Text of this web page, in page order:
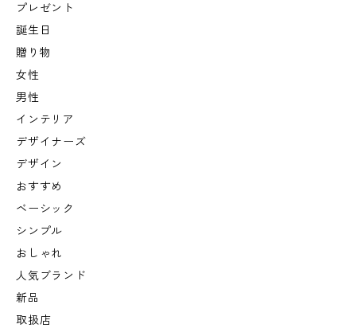
プレゼント
誕生日
贈り物
女性
男性
インテリア
デザイナーズ
デザイン
おすすめ
ベーシック
シンプル
おしゃれ
人気ブランド
新品
取扱店